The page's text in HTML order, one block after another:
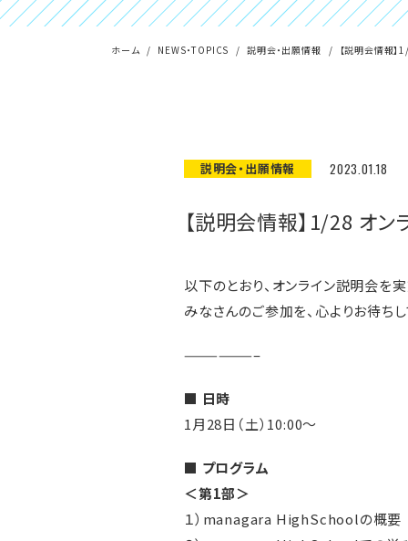
ホーム NEWS・TOPICS 説明会・出願情報 【説明会情報】
説明会・出願情報 2023.01.18
【説明会情報】1/28 オン
以下のとおり、オンライン説明会を
みなさんのご参加を、心よりお待ちし
——————–
■ 日時
1月28日（土）10:00～
■ プログラム
＜第1部＞
１）managara HighSchoolの概要